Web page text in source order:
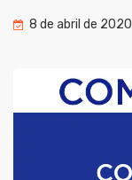
8 de abril de 2020